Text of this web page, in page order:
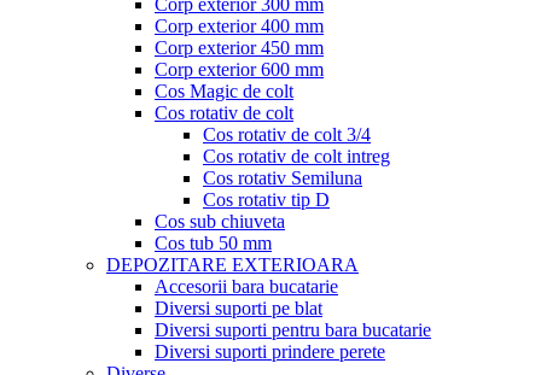
Corp exterior 400 mm
Corp exterior 450 mm
Corp exterior 600 mm
Cos Magic de colt
Cos rotativ de colt
Cos rotativ de colt 3/4
Cos rotativ de colt intreg
Cos rotativ Semiluna
Cos rotativ tip D
Cos sub chiuveta
Cos tub 50 mm
DEPOZITARE EXTERIOARA
Accesorii bara bucatarie
Diversi suporti pe blat
Diversi suporti pentru bara bucatarie
Diversi suporti prindere perete